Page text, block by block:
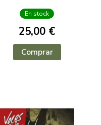
En stock
25,00 €
Comprar